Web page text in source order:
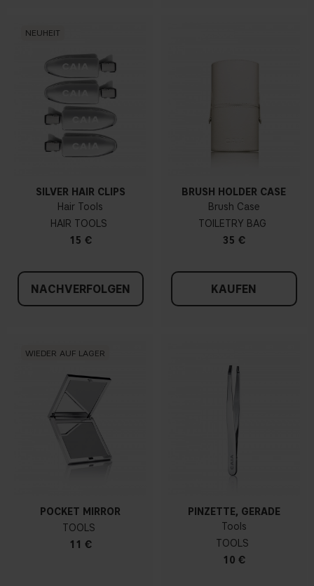
NEUHEIT
SILVER HAIR CLIPS
Hair Tools
HAIR TOOLS
15 €
NACHVERFOLGEN
BRUSH HOLDER CASE
Brush Case
TOILETRY BAG
35 €
KAUFEN
WIEDER AUF LAGER
POCKET MIRROR
TOOLS
11 €
PINZETTE, GERADE
Tools
TOOLS
10 €